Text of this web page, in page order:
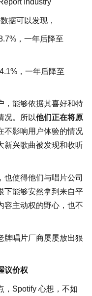
Industry
据可以发现，
，一年后降至
，一年后降至
，能够依据其喜好和特
况。所以他们正在将原
不影响用户体验的情况
新兴歌曲被发现和收听
也使得他们与唱片公司
下能够安然拿到来自平
容主动权的野心，也不
牌唱片厂商屡屡放出狠
议价权
，Spotify 心想，不如